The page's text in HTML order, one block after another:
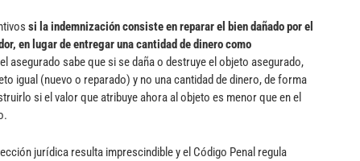
si la indemnización consiste en reparar el bien dañado por el
en lugar de entregar una cantidad de dinero como
asegurado sabe que si se daña o destruye el objeto asegurado,
igual (nuevo o reparado) y no una cantidad de dinero, de forma
si el valor que atribuye ahora al objeto es menor que en el
jurídica resulta imprescindible y el Código Penal regula